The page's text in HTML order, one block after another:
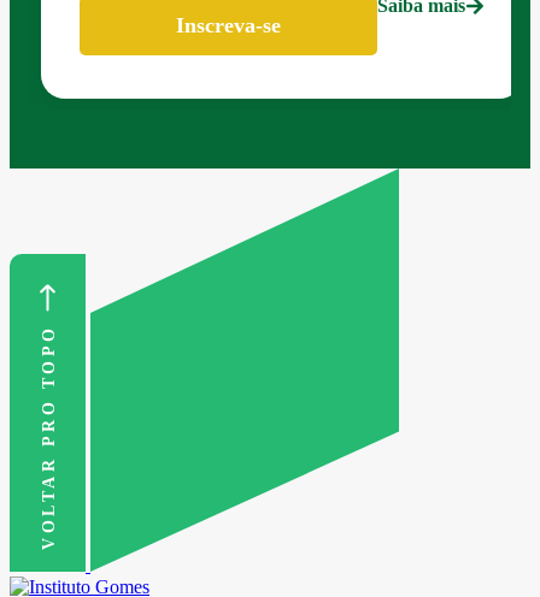
Inscreva-se
Saiba mais
VOLTAR PRO TOPO